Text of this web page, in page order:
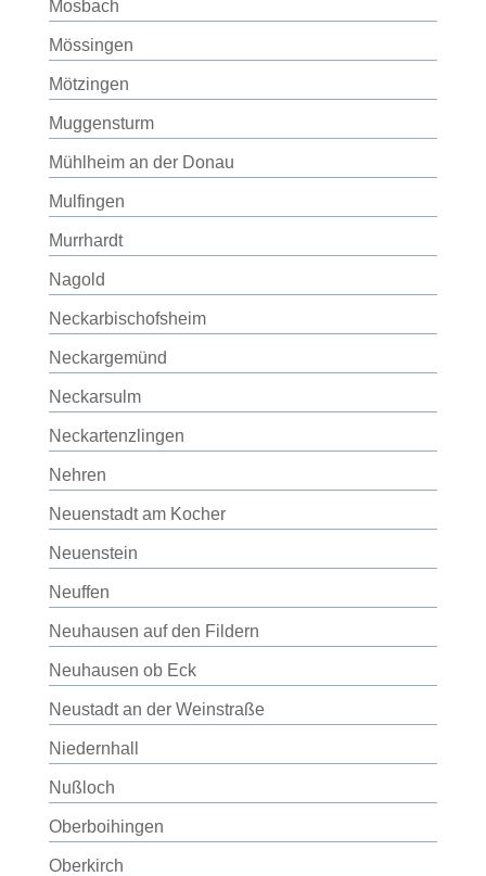
Mosbach
Mössingen
Mötzingen
Muggensturm
Mühlheim an der Donau
Mulfingen
Murrhardt
Nagold
Neckarbischofsheim
Neckargemünd
Neckarsulm
Neckartenzlingen
Nehren
Neuenstadt am Kocher
Neuenstein
Neuffen
Neuhausen auf den Fildern
Neuhausen ob Eck
Neustadt an der Weinstraße
Niedernhall
Nußloch
Oberboihingen
Oberkirch